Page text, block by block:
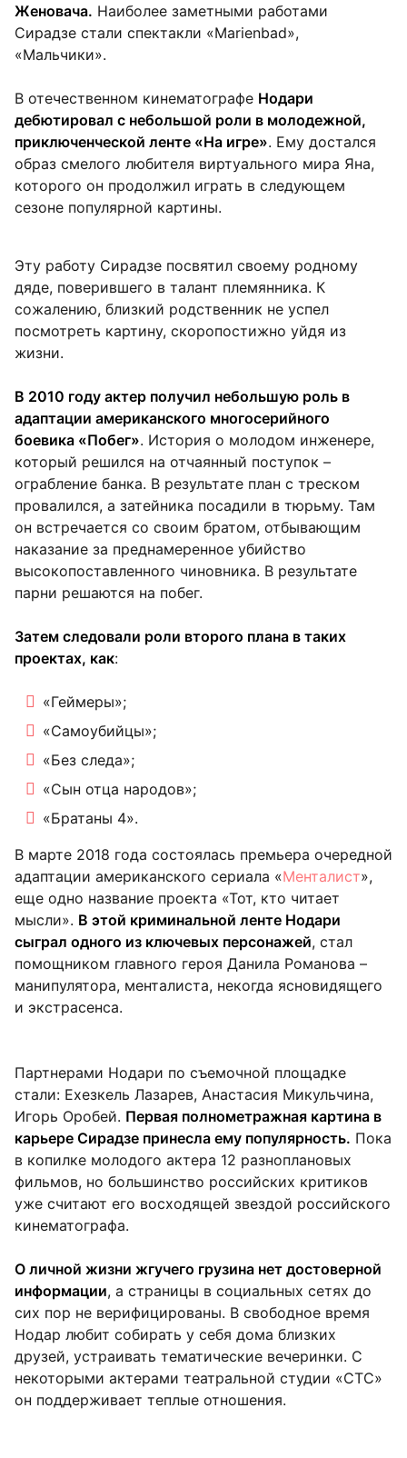
Женовача. Наиболее заметными работами
Сирадзе стали спектакли «Marienbad»,
«Мальчики».
В отечественном кинематографе Нодари
дебютировал с небольшой роли в молодежной,
приключенческой ленте «На игре». Ему достался
образ смелого любителя виртуального мира Яна,
которого он продолжил играть в следующем
сезоне популярной картины.
Эту работу Сирадзе посвятил своему родному
дяде, поверившего в талант племянника. К
сожалению, близкий родственник не успел
посмотреть картину, скоропостижно уйдя из
жизни.
В 2010 году актер получил небольшую роль в
адаптации американского многосерийного
боевика «Побег». История о молодом инженере,
который решился на отчаянный поступок –
ограбление банка. В результате план с треском
провалился, а затейника посадили в тюрьму. Там
он встречается со своим братом, отбывающим
наказание за преднамеренное убийство
высокопоставленного чиновника. В результате
парни решаются на побег.
Затем следовали роли второго плана в таких
проектах, как:
«Геймеры»;
«Самоубийцы»;
«Без следа»;
«Сын отца народов»;
«Братаны 4».
В марте 2018 года состоялась премьера очередной
адаптации американского сериала «Менталист»,
еще одно название проекта «Тот, кто читает
мысли». В этой криминальной ленте Нодари
сыграл одного из ключевых персонажей, стал
помощником главного героя Данила Романова –
манипулятора, менталиста, некогда ясновидящего
и экстрасенса.
Партнерами Нодари по съемочной площадке
стали: Ехезкель Лазарев, Анастасия Микульчина,
Игорь Оробей. Первая полнометражная картина в
карьере Сирадзе принесла ему популярность. Пока
в копилке молодого актера 12 разноплановых
фильмов, но большинство российских критиков
уже считают его восходящей звездой российского
кинематографа.
О личной жизни жгучего грузина нет достоверной
информации, а страницы в социальных сетях до
сих пор не верифицированы. В свободное время
Нодар любит собирать у себя дома близких
друзей, устраивать тематические вечеринки. С
некоторыми актерами театральной студии «СТС»
он поддерживает теплые отношения.